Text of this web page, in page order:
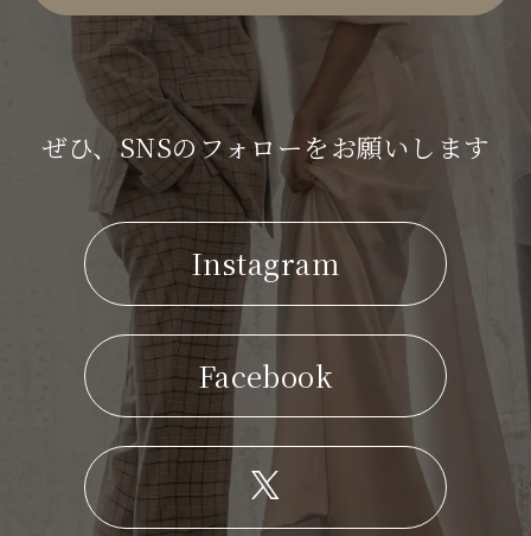
ぜひ、SNSのフォローをお願いします
Instagram
Facebook